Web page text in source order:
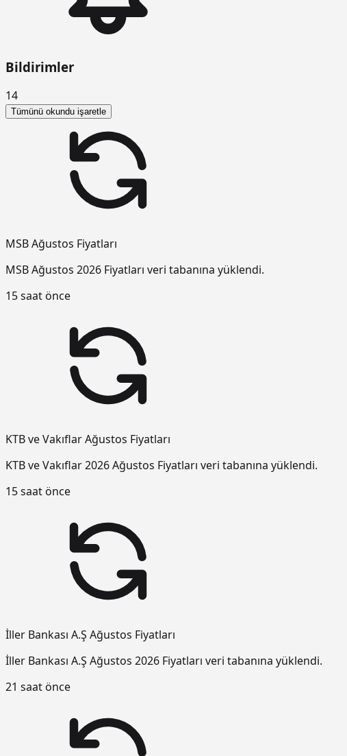
Bildirimler
14
Tümünü okundu işaretle
MSB Ağustos Fiyatları
MSB Ağustos 2026 Fiyatları veri tabanına yüklendi.
15 saat önce
KTB ve Vakıflar Ağustos Fiyatları
KTB ve Vakıflar 2026 Ağustos Fiyatları veri tabanına yüklendi.
15 saat önce
İller Bankası A.Ş Ağustos Fiyatları
İller Bankası A.Ş Ağustos 2026 Fiyatları veri tabanına yüklendi.
21 saat önce